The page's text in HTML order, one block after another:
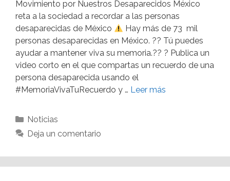
Movimiento por Nuestros Desaparecidos México
reta a la sociedad a recordar a las personas
desaparecidas de México
Hay más de 73 mil
personas desaparecidas en México. ?? Tú puedes
ayudar a mantener viva su memoria.?? ? Publica un
video corto en el que compartas un recuerdo de una
persona desaparecida usando el
#MemoriaVivaTuRecuerdo y … Leer más
Noticias
Deja un comentario